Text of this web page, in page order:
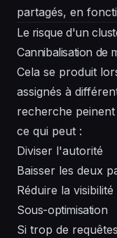
partagés, en
Le risque d'un
Cannibalisation de
Cela se produit
assignés à
recherche
ce qui peut :
Diviser l'autorité
Baisser les deux
Réduire la
Sous-optimisation
Si trop de